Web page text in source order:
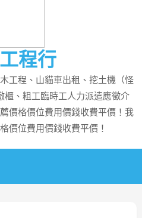
程行
工程、山貓車出租、挖土機（怪
櫃、粗工臨時工人力派遣應徵介
價格價位費用價錢收費平價！我
價位費用價錢收費平價！